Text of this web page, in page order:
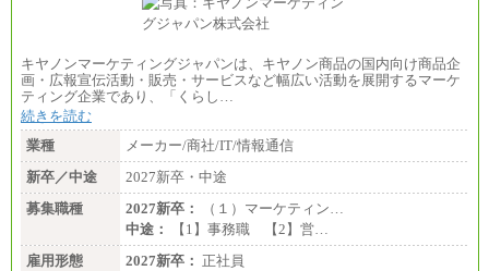
キヤノンマーケティングジャパンは、キヤノン商品の国内向け商品企
画・広報宣伝活動・販売・サービスなど幅広い活動を展開するマーケ
ティング企業であり、「くらし…
続きを読む
業種
メーカー/商社/IT/情報通信
新卒／中途
2027新卒・中途
募集職種
2027新卒：
（１）マーケティン…
中途：
【1】事務職 【2】営…
雇用形態
2027新卒： 正社員